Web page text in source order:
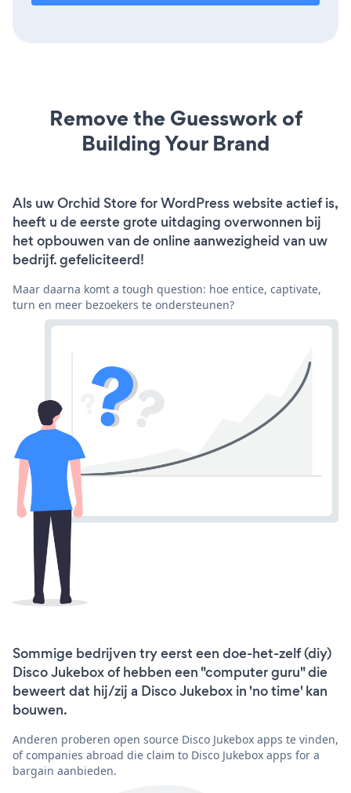
Remove the Guesswork of
Building Your Brand
Als uw Orchid Store for WordPress website actief is,
heeft u de eerste grote uitdaging overwonnen bij
het opbouwen van de online aanwezigheid van uw
bedrijf. gefeliciteerd!
Maar daarna komt a tough question: hoe entice, captivate,
turn en meer bezoekers te ondersteunen?
Sommige bedrijven try eerst een doe-het-zelf (diy)
Disco Jukebox of hebben een "computer guru" die
beweert dat hij/zij a Disco Jukebox in 'no time' kan
bouwen.
Anderen proberen open source Disco Jukebox apps te vinden,
of companies abroad die claim to Disco Jukebox apps for a
bargain aanbieden.